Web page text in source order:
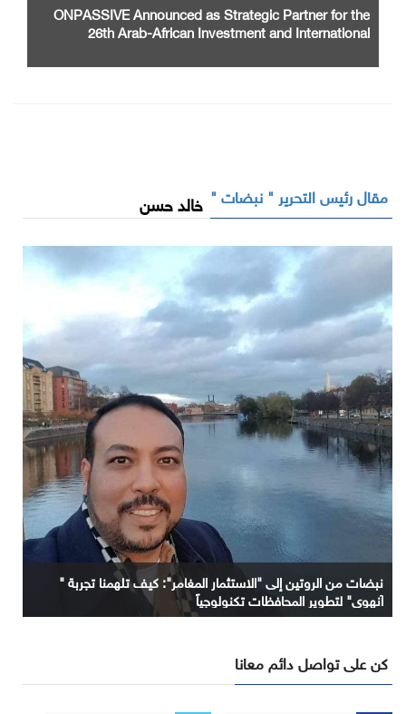
ONPASSIVE Announced as Strategic Partner for the
26th Arab-African Investment and International
مقال رئيس التحرير " نبضات " خالد حسن
نبضات من الروتين إلى "الاستثمار المغامر": كيف تلهمنا تجربة "
آنهوي" لتطوير المحافظات تكنولوجياً
كن على تواصل دائم معانا